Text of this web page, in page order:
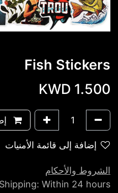
Fish Stickers
1.500
إضافة إلى قائمة الأمنيات
الشروط والأحكام
Within 24 hours